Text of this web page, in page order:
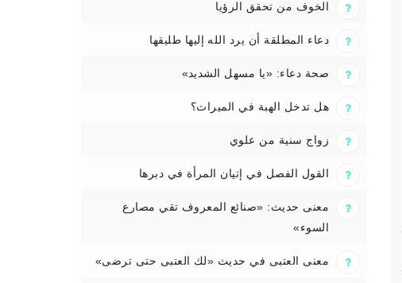
الخوف من تحقق الرؤيا
دعاء المطلقة أن يرد الله إليها طليقها
صحة دعاء: «يا مسهل الشديد»
هل تدخل الهبة في الميراث؟
زواج سنية من علوي
القول الفصل في إتيان المرأة في دبرها
معنى حديث: «صنائع المعروف تقي مصارع
السوء»
معنى العتبى في حديث «لك العتبى حتى ترضى»